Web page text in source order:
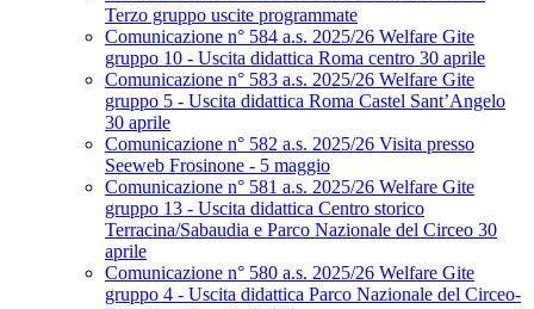
Terzo gruppo uscite programmate
Comunicazione n° 584 a.s. 2025/26 Welfare Gite
gruppo 10 - Uscita didattica Roma centro 30 aprile
Comunicazione n° 583 a.s. 2025/26 Welfare Gite
gruppo 5 - Uscita didattica Roma Castel Sant’Angelo
30 aprile
Comunicazione n° 582 a.s. 2025/26 Visita presso
Seeweb Frosinone - 5 maggio
Comunicazione n° 581 a.s. 2025/26 Welfare Gite
gruppo 13 - Uscita didattica Centro storico
Terracina/Sabaudia e Parco Nazionale del Circeo 30
aprile
Comunicazione n° 580 a.s. 2025/26 Welfare Gite
gruppo 4 - Uscita didattica Parco Nazionale del Circeo-